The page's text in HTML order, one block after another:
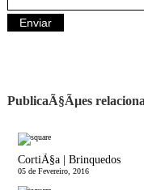
PublicaÃ§Ãµes
CortiÃ§a | Brinquedos
05 de Fevereiro, 2016